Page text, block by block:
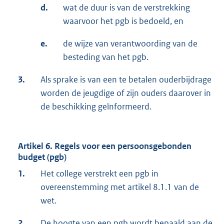
d.
wat de duur is van de verstrekking
waarvoor het pgb is bedoeld, en
e.
de wijze van verantwoording van de
besteding van het pgb.
3.
Als sprake is van een te betalen ouderbijdrage
worden de jeugdige of zijn ouders daarover in
de beschikking geïnformeerd.
Artikel 6. Regels voor een persoonsgebonden
budget (pgb)
1.
Het college verstrekt een pgb in
overeenstemming met artikel 8.1.1 van de
wet.